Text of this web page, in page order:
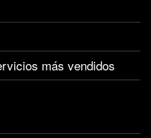
más vendidos